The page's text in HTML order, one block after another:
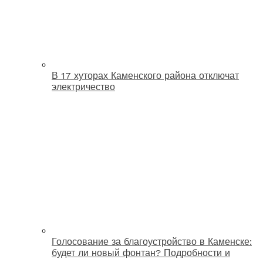
В 17 хуторах Каменского района отключат
электричество
Голосование за благоустройство в Каменске:
будет ли новый фонтан? Подробности и